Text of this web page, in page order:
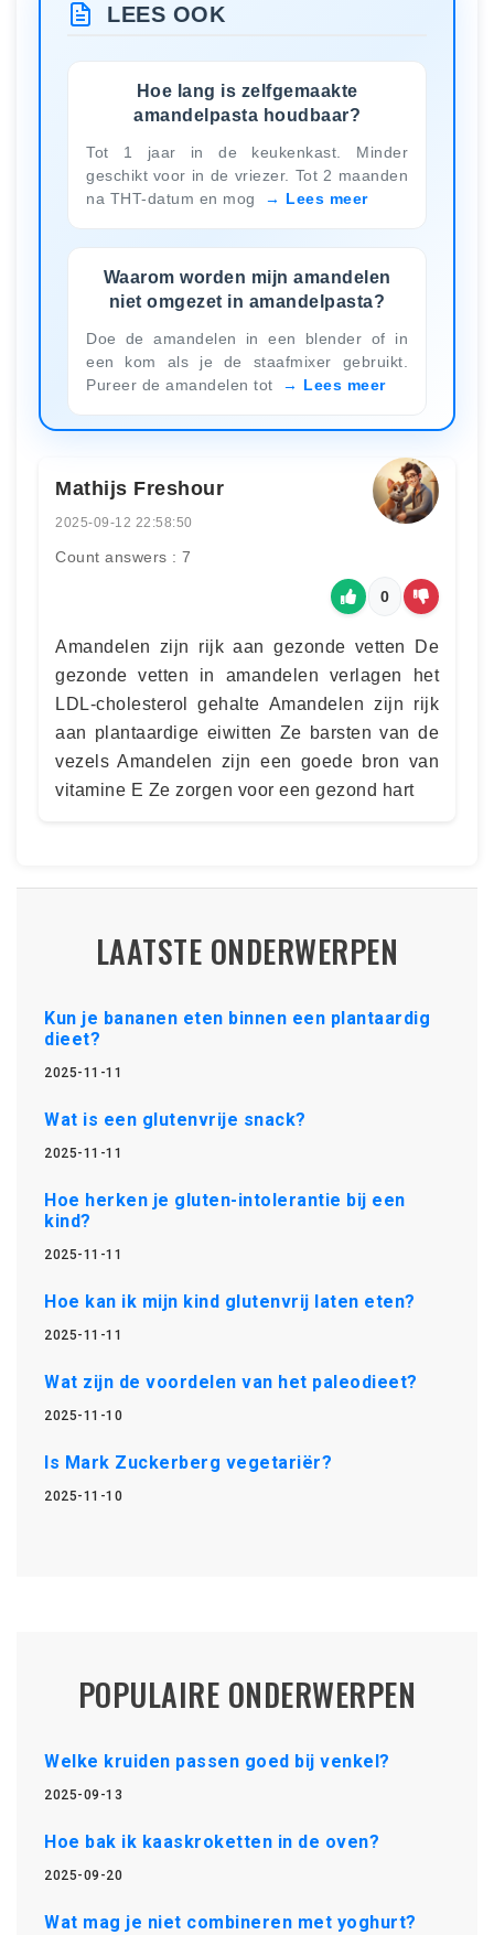
LEES OOK
Hoe lang is zelfgemaakte
amandelpasta houdbaar?
Tot 1 jaar in de keukenkast. Minder
geschikt voor in de vriezer. Tot 2 maanden
na THT-datum en mog
Lees meer
Waarom worden mijn amandelen
niet omgezet in amandelpasta?
Doe de amandelen in een blender of in
een kom als je de staafmixer gebruikt.
Pureer de amandelen tot
Lees meer
Mathijs Freshour
2025-09-12 22:58:50
Count answers : 7
0
Amandelen zijn rijk aan gezonde vetten De
gezonde vetten in amandelen verlagen het
LDL-cholesterol gehalte Amandelen zijn rijk
aan plantaardige eiwitten Ze barsten van de
vezels Amandelen zijn een goede bron van
vitamine E Ze zorgen voor een gezond hart
LAATSTE ONDERWERPEN
Kun je bananen eten binnen een plantaardig
dieet?
2025-11-11
Wat is een glutenvrije snack?
2025-11-11
Hoe herken je gluten-intolerantie bij een
kind?
2025-11-11
Hoe kan ik mijn kind glutenvrij laten eten?
2025-11-11
Wat zijn de voordelen van het paleodieet?
2025-11-10
Is Mark Zuckerberg vegetariër?
2025-11-10
POPULAIRE ONDERWERPEN
Welke kruiden passen goed bij venkel?
2025-09-13
Hoe bak ik kaaskroketten in de oven?
2025-09-20
Wat mag je niet combineren met yoghurt?